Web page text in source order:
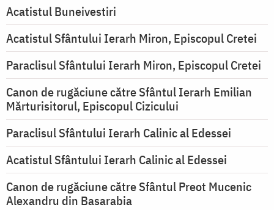
Acatistul Buneivestiri
Acatistul Sfântului Ierarh Miron, Episcopul Cretei
Paraclisul Sfântului Ierarh Miron, Episcopul Cretei
Canon de rugăciune către Sfântul Ierarh Emilian
Mărturisitorul, Episcopul Cizicului
Paraclisul Sfântului Ierarh Calinic al Edessei
Acatistul Sfântului Ierarh Calinic al Edessei
Canon de rugăciune către Sfântul Preot Mucenic
Alexandru din Basarabia